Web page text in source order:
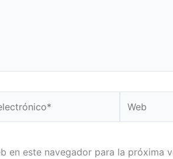
en este navegador para la próxima